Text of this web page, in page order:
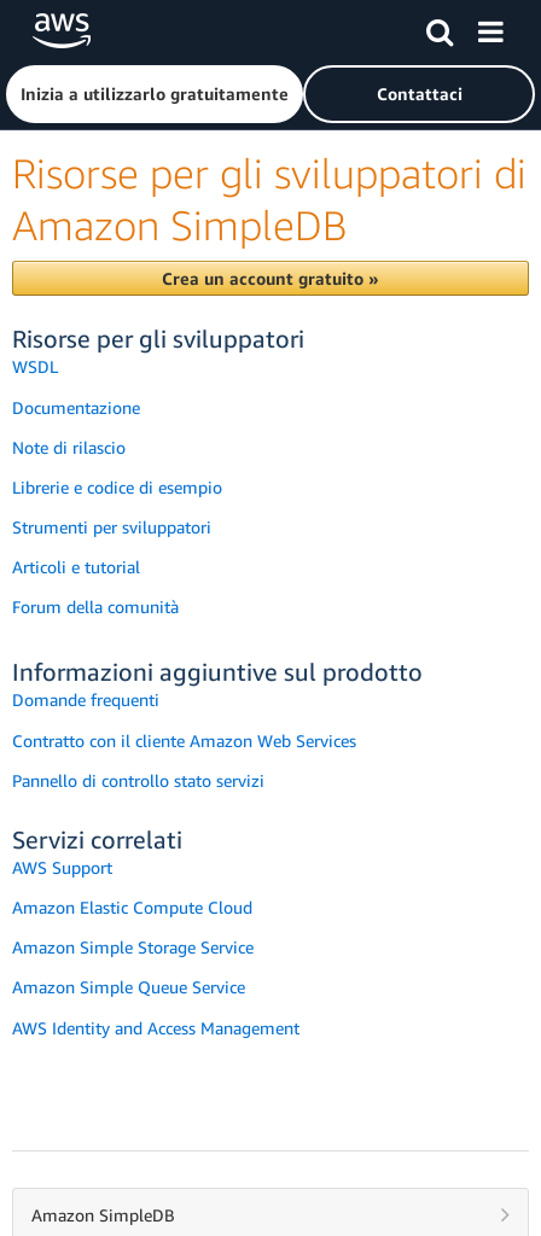
Passa al contenuto principale
Fai clic qui per tornare alla home page di Amazon Web
Inizia a utilizzarlo gratuitamente Contattaci
Amazon SimpleDB
Risorse per gli sviluppatori di
Amazon SimpleDB
Crea un account gratuito »
Risorse per gli sviluppatori
WSDL
Documentazione
Note di rilascio
Librerie e codice di esempio
Strumenti per sviluppatori
Articoli e tutorial
Forum della comunità
Informazioni aggiuntive sul prodotto
Domande frequenti
Contratto con il cliente Amazon Web Services
Pannello di controllo stato servizi
Servizi correlati
AWS Support
Amazon Elastic Compute Cloud
Amazon Simple Storage Service
Amazon Simple Queue Service
AWS Identity and Access Management